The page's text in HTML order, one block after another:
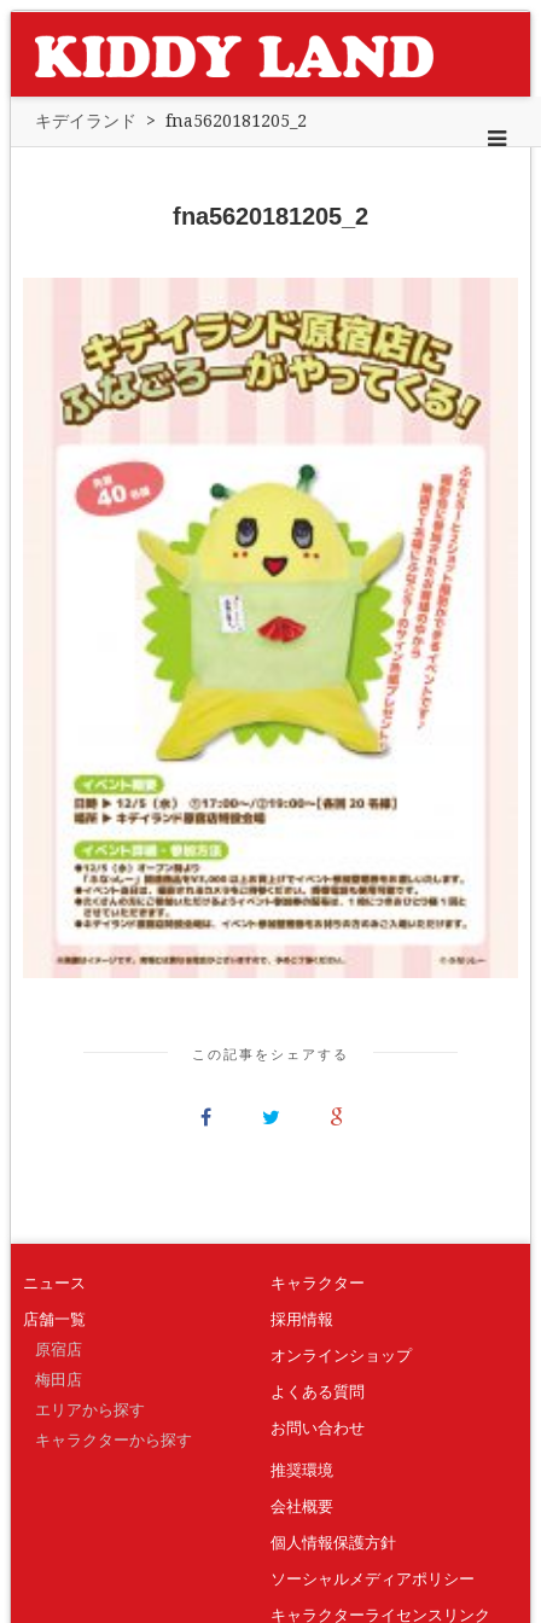
キデイランド > fna5620181205_2
fna5620181205_2
この記事をシェアする
ニュース
店舗一覧
原宿店
梅田店
エリアから探す
キャラクターから探す
キャラクター
採用情報
オンラインショップ
よくある質問
お問い合わせ
推奨環境
会社概要
個人情報保護方針
ソーシャルメディアポリシー
キャラクターライセンスリンク